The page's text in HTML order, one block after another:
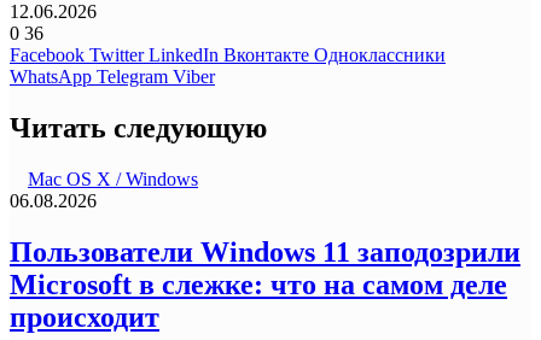
12.06.2026
0 36
Facebook Twitter LinkedIn Вконтакте Одноклассники
WhatsApp Telegram Viber
Читать следующую
Mac OS X / Windows
06.08.2026
Пользователи Windows 11 заподозрили
Microsoft в слежке: что на самом деле
происходит